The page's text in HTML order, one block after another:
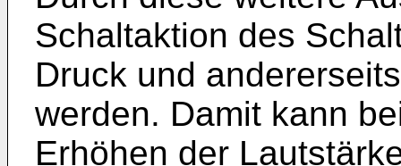
Schaltaktion des
Druck und
werden. Damit kann
Erhöhen der